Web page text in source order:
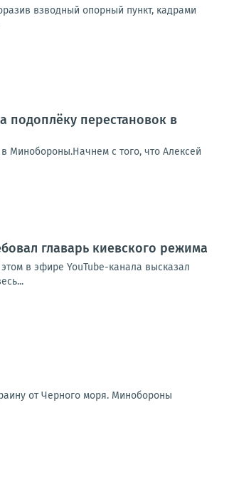
взводный опорный пункт, кадрами
подоплёку перестановок в
Минобороны.Начнем с того, что Алексей
главарь киевского режима
в эфире YouTube-канала высказал
от Черного моря. Минобороны